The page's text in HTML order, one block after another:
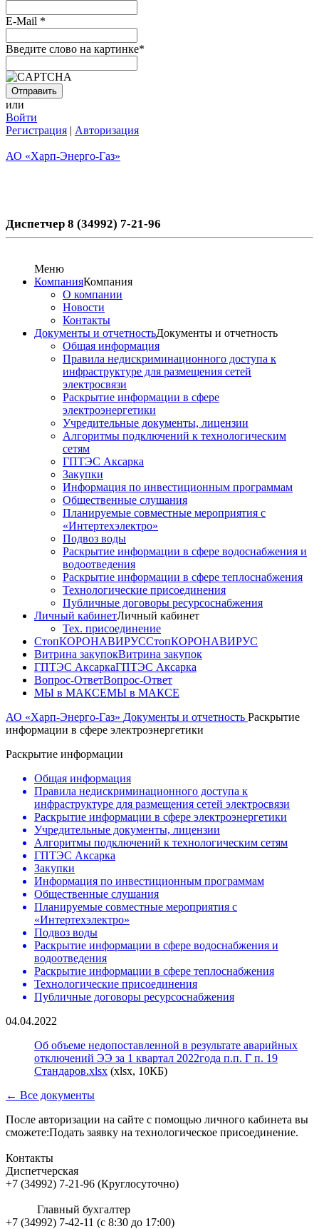
E-Mail *
Введите слово на картинке*
или
Войти
Регистрация | Авторизация
АО «Харп-Энерго-Газ»
Диспетчер 8 (34992) 7-21-96
Меню
КомпанияКомпания
О компании
Новости
Контакты
Документы и отчетностьДокументы и отчетность
Общая информация
Правила недискриминационного доступа к
инфраструктуре для размещения сетей
электросвязи
Раскрытие информации в сфере
электроэнергетики
Учредительные документы, лицензии
Алгоритмы подключений к технологическим
сетям
ГПТЭС Аксарка
Закупки
Информация по инвестиционным программам
Общественные слушания
Планируемые совместные мероприятия с
«Интертехэлектро»
Подвоз воды
Раскрытие информации в сфере водоснабжения и
водоотведения
Раскрытие информации в сфере теплоснабжения
Технологические присоединения
Публичные договоры ресурсоснабжения
Личный кабинетЛичный кабинет
Тех. присоединение
СтопКОРОНАВИРУССтопКОРОНАВИРУС
Витрина закупокВитрина закупок
ГПТЭС АксаркаГПТЭС Аксарка
Вопрос-ОтветВопрос-Ответ
МЫ в МАКСЕМЫ в МАКСЕ
АО «Харп-Энерго-Газ» Документы и отчетность Раскрытие
информации в сфере электроэнергетики
Раскрытие информации
Общая информация
Правила недискриминационного доступа к
инфраструктуре для размещения сетей электросвязи
Раскрытие информации в сфере электроэнергетики
Учредительные документы, лицензии
Алгоритмы подключений к технологическим сетям
ГПТЭС Аксарка
Закупки
Информация по инвестиционным программам
Общественные слушания
Планируемые совместные мероприятия с
«Интертехэлектро»
Подвоз воды
Раскрытие информации в сфере водоснабжения и
водоотведения
Раскрытие информации в сфере теплоснабжения
Технологические присоединения
Публичные договоры ресурсоснабжения
04.04.2022
Об объеме недопоставленной в результате аварийных
отключений ЭЭ за 1 квартал 2022года п.п. Г п. 19
Стандаров.xlsx (xlsx, 10КБ)
← Все документы
После авторизации на сайте с помощью личного кабинета вы
сможете:Подать заявку на технологическое присоединение.
Контакты
Диспетчерская
+7 (34992) 7-21-96 (Круглосуточно)
Главный бухгалтер
+7 (34992) 7-42-11 (с 8:30 до 17:00)